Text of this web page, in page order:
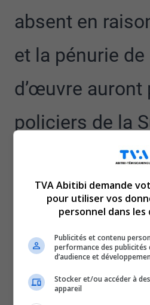
absent en
et la pénurie de
d’œuvre auront
policiers de la
Québec à
grands moyens.
Ces derniers ont dû transporter
Selon les informations
Facebook, La Dernière
informations confirmées par le
TVA Abitibi demande
pour utiliser vos
personnel dans les
Publicités et contenu
performance des publicités
d’audience et
Stocker et/ou accéder à
appareil